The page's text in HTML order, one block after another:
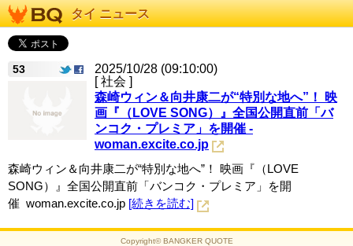
タイ ニュース
53
2025/10/28 (09:10:00)
[ 社会 ]
森崎ウィン＆向井康二が“特別な地へ”！ 映
画『（LOVE SONG）』全国公開直前「バ
ンコク・プレミア」を開催 -
woman.excite.co.jp
森崎ウィン＆向井康二が“特別な地へ”！ 映画『（LOVE
SONG）』全国公開直前「バンコク・プレミア」を開
催 woman.excite.co.jp [続きを読む]
Copyright© BANGKER QUOTE